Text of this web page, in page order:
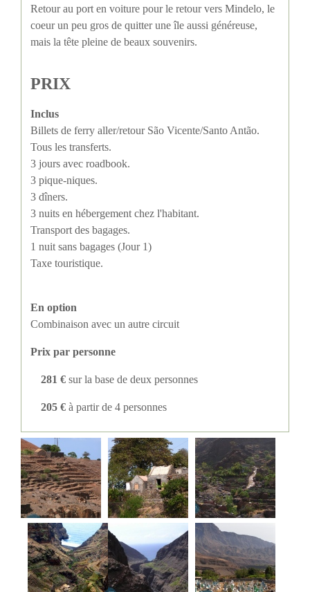
Retour au port en voiture pour le retour vers Mindelo, le
coeur un peu gros de quitter une île aussi généreuse,
mais la tête pleine de beaux souvenirs.
PRIX
Inclus
Billets de ferry aller/retour São Vicente/Santo Antão.
Tous les transferts.
3 jours avec roadbook.
3 pique-niques.
3 dîners.
3 nuits en hébergement chez l'habitant.
Transport des bagages.
1 nuit sans bagages (Jour 1)
Taxe touristique.
En option
Combinaison avec un autre circuit
Prix par personne
281 € sur la base de deux personnes
205 € à partir de 4 personnes